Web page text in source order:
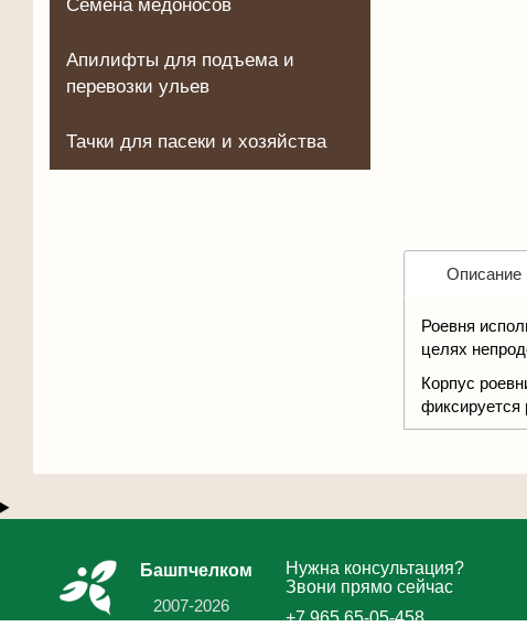
Семена медоносов
Апилифты для подъема и
перевозки ульев
Тачки для пасеки и хозяйства
Описание
Роевня
целях
Корпус
фиксируется
Башпчелком
2007-2026
Нужна консультация?
Звони прямо сейчас
+7 965 65-05-458